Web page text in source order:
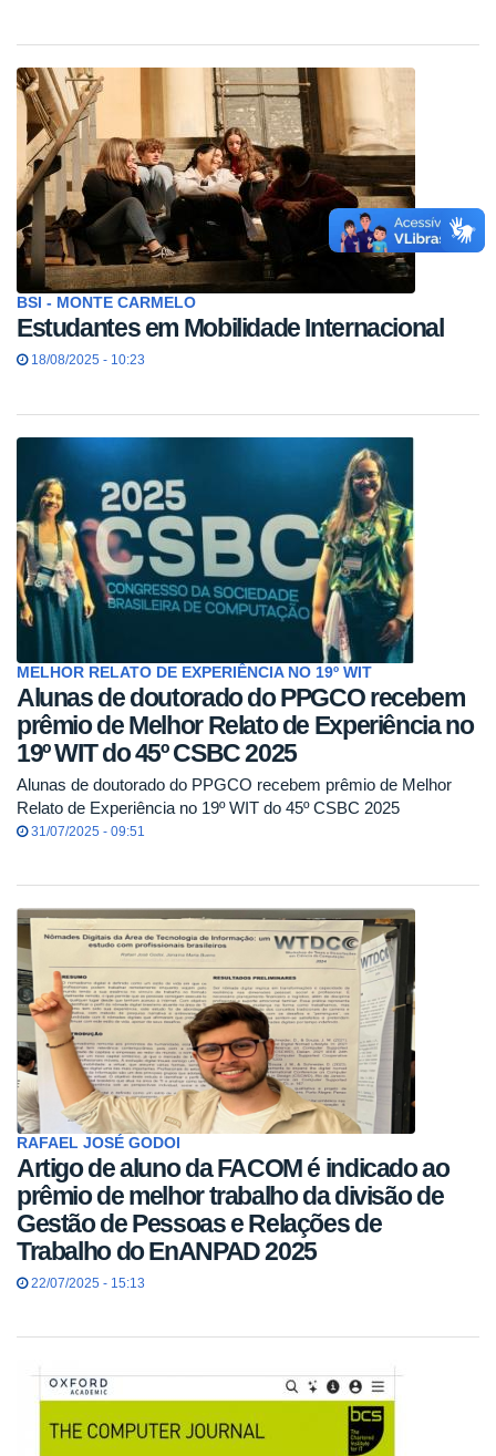
BSI - MONTE CARMELO
Estudantes em Mobilidade Internacional
18/08/2025 - 10:23
MELHOR RELATO DE EXPERIÊNCIA NO 19º WIT
Alunas de doutorado do PPGCO recebem
prêmio de Melhor Relato de Experiência no
19º WIT do 45º CSBC 2025
Alunas de doutorado do PPGCO recebem prêmio de Melhor
Relato de Experiência no 19º WIT do 45º CSBC 2025
31/07/2025 - 09:51
RAFAEL JOSÉ GODOI
Artigo de aluno da FACOM é indicado ao
prêmio de melhor trabalho da divisão de
Gestão de Pessoas e Relações de
Trabalho do EnANPAD 2025
22/07/2025 - 15:13